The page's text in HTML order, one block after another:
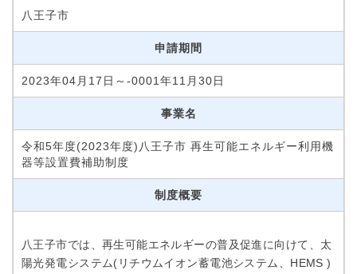
八王子市
申請期間
2023年04月17日～-0001年11月30日
事業名
令和5年度(2023年度)八王子市 再生可能エネルギー利用機
器等設置費補助制度
制度概要
八王子市では、再生可能エネルギーの普及促進に向けて、太
陽光発電システム(リチウムイオン蓄電池システム、HEMS )